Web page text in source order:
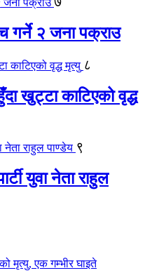
गर्ने २ जना पक्राउ
८
खुट्टा काटिएको वृद्ध
९
युवा नेता राहुल
मृत्यु, एक गम्भीर घाइते